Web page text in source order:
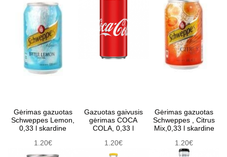
Gėrimas gazuotas
Schweppes Lemon,
0,33 l skardine
1.20€
Gazuotas gaivusis
gėrimas COCA
COLA, 0,33 l
1.20€
Gėrimas gazuotas
Schweppes , Citrus
Mix,0,33 l skardine
1.20€